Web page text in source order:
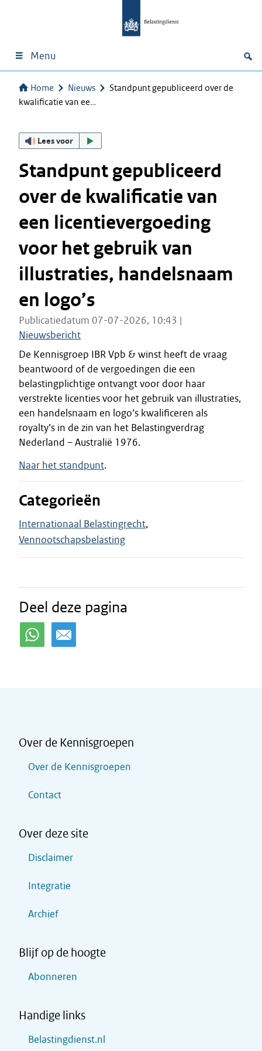
Menu
Home Nieuws
Standpunt gepubliceerd over de
kwalificatie van ee…
Lees voor
Standpunt gepubliceerd
over de kwalificatie van
een licentievergoeding
voor het gebruik van
illustraties, handelsnaam
en logo’s
Publicatiedatum 07-07-2026, 10:43 |
Nieuwsbericht
De Kennisgroep IBR Vpb & winst heeft de vraag
beantwoord of de vergoedingen die een
belastingplichtige ontvangt voor door haar
verstrekte licenties voor het gebruik van illustraties,
een handelsnaam en logo’s kwalificeren als
royalty’s in de zin van het Belastingverdrag
Nederland – Australië 1976.
Naar het standpunt.
Categorieën
Internationaal Belastingrecht
Vennootschapsbelasting
Deel deze pagina
Over de Kennisgroepen
Over de Kennisgroepen
Contact
Over deze site
Disclaimer
Integratie
Archief
Blijf op de hoogte
Abonneren
Handige links
Belastingdienst.nl